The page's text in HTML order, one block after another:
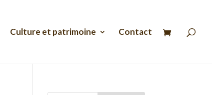
Culture et patrimoine Contact